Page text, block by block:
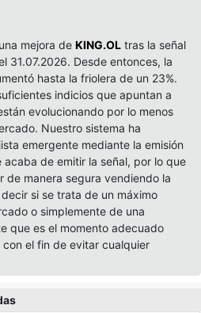
mejora de KING.OL tras la señal
31.07.2026. Desde entonces, la
hasta la friolera de un 23%.
indicios que apuntan a
evolucionando por lo menos
Nuestro sistema ha
emergente mediante la emisión
acaba de emitir la señal, por lo que
de manera segura vendiendo la
si se trata de un máximo
o simplemente de una
que es el momento adecuado
el fin de evitar cualquier